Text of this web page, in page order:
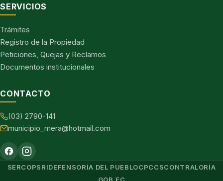
SERVICIOS
Trámites
Registro de la Propiedad
Peticiones, Quejas y Reclamos
Documentos institucionales
CONTACTO
(03) 2790-141
municipio_mera@hotmail.com
SERCOPSRIDEFENSORÍA DEL PUEBLOCPCCSCONTRALORÍA